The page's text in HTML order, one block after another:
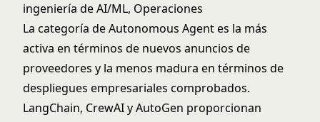
ingeniería de AI/ML, Operaciones
La categoría de Autonomous Agent es la más
activa en términos de nuevos anuncios de
proveedores y la menos madura en términos de
despliegues empresariales comprobados.
LangChain, CrewAI y AutoGen proporcionan